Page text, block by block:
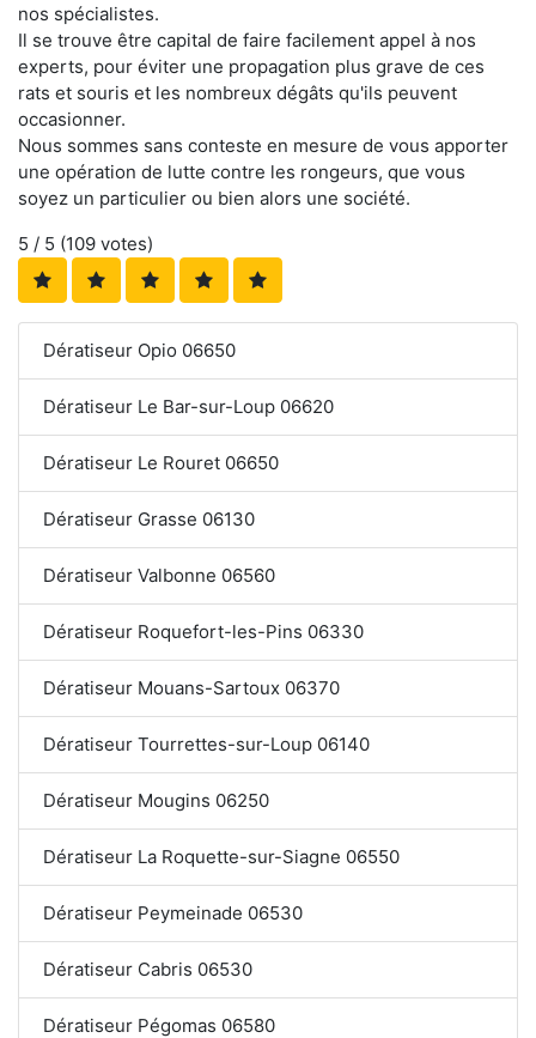
nos spécialistes.
Il se trouve être capital de faire facilement appel à nos
experts, pour éviter une propagation plus grave de ces
rats et souris et les nombreux dégâts qu'ils peuvent
occasionner.
Nous sommes sans conteste en mesure de vous apporter
une opération de lutte contre les rongeurs, que vous
soyez un particulier ou bien alors une société.
5 / 5 (109 votes)
Dératiseur Opio 06650
Dératiseur Le Bar-sur-Loup 06620
Dératiseur Le Rouret 06650
Dératiseur Grasse 06130
Dératiseur Valbonne 06560
Dératiseur Roquefort-les-Pins 06330
Dératiseur Mouans-Sartoux 06370
Dératiseur Tourrettes-sur-Loup 06140
Dératiseur Mougins 06250
Dératiseur La Roquette-sur-Siagne 06550
Dératiseur Peymeinade 06530
Dératiseur Cabris 06530
Dératiseur Pégomas 06580